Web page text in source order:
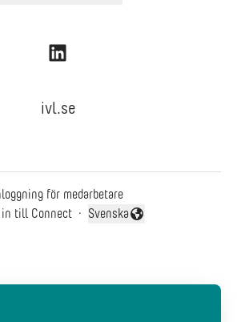
ivl.se
för medarbetare
in till Connect ·
Byt språk
Svenska